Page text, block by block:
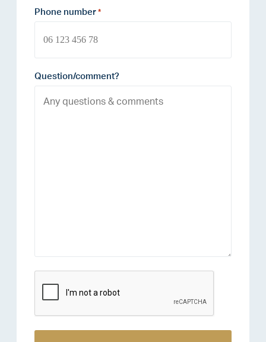
Phone number *
Question/comment?